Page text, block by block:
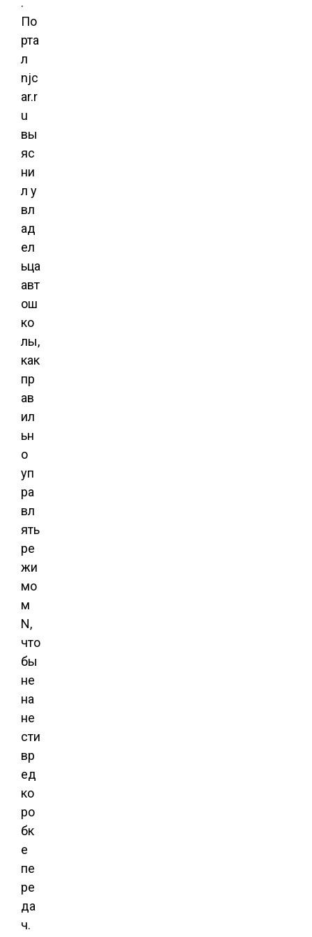
По
рта
л
njc
ar.r
u
вы
яс
ни
л у
вл
ад
ел
ьца
авт
ош
ко
лы,
как
пр
ав
ил
ьн
о
уп
ра
вл
ять
ре
жи
мо
м
N,
что
бы
не
на
не
сти
вр
ед
ко
ро
бк
е
пе
ре
да
ч.